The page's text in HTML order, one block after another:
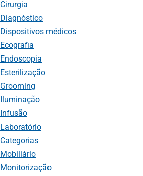
Cirurgia
Diagnóstico
Dispositivos médicos
Ecografia
Endoscopia
Esterilização
Grooming
Iluminação
Infusão
Laboratório
Categorias
Mobiliário
Monitorização